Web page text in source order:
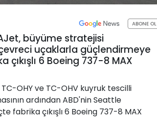
ABONE OL
büyüme stratejisi
uçaklarla güçlendirmeye
6 Boeing 737-8 MAX
OHY ve TC-OHV kuyruk tescilli
ardından ABD'nin Seattle
fabrika çıkışlı 6 Boeing 737-8 MAX